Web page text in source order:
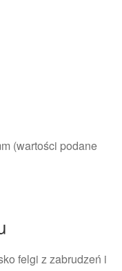
(wartości podane
felgi z zabrudzeń i